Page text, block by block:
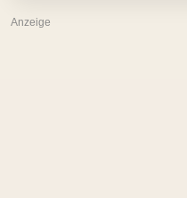
Anzeige